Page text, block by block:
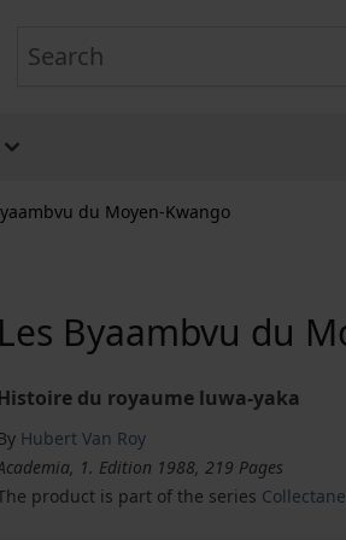
du Moyen-Kwango
Les Byaambvu du
du royaume luwa-yaka
Hubert Van Roy
1. Edition 1988, 219 Pages
product is part of the series